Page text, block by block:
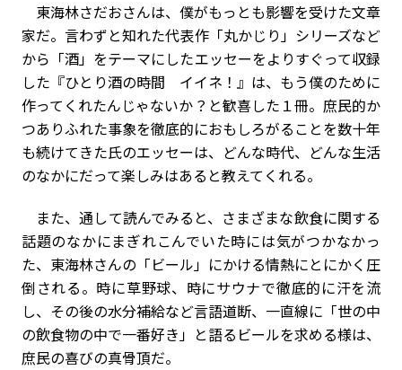
東海林さだおさんは、僕がもっとも影響を受けた文章
家だ。言わずと知れた代表作「丸かじり」シリーズなど
から「酒」をテーマにしたエッセーをよりすぐって収録
した『ひとり酒の時間 イイネ！』は、もう僕のために
作ってくれたんじゃないか？と歓喜した１冊。庶民的か
つありふれた事象を徹底的におもしろがることを数十年
も続けてきた氏のエッセーは、どんな時代、どんな生活
のなかにだって楽しみはあると教えてくれる。
また、通して読んでみると、さまざまな飲食に関する
話題のなかにまぎれこんでいた時には気がつかなかっ
た、東海林さんの「ビール」にかける情熱にとにかく圧
倒される。時に草野球、時にサウナで徹底的に汗を流
し、その後の水分補給など言語道断、一直線に「世の中
の飲食物の中で一番好き」と語るビールを求める様は、
庶民の喜びの真骨頂だ。